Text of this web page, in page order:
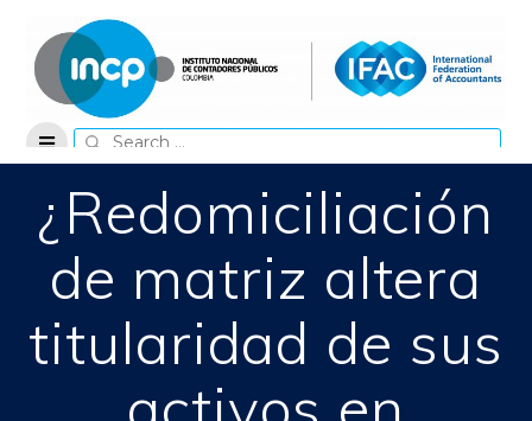
content
Search
for:
¿Redomiciliación
de matriz altera
titularidad de sus